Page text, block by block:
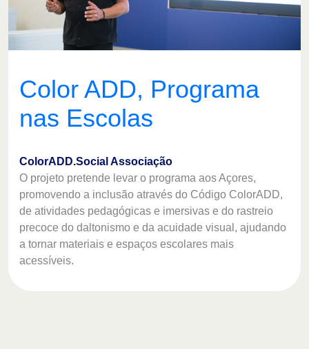
Color ADD, Programa
nas Escolas
ColorADD.Social Associação
O projeto pretende levar o programa aos Açores,
promovendo a inclusão através do Código ColorADD,
de atividades pedagógicas e imersivas e do rastreio
precoce do daltonismo e da acuidade visual, ajudando
a tornar materiais e espaços escolares mais
acessíveis.